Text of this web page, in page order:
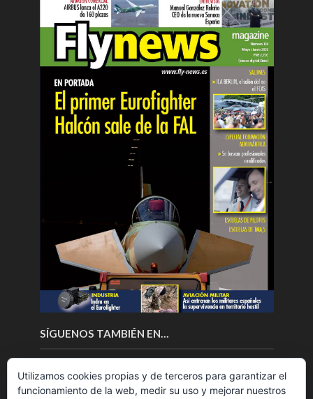
SÍGUENOS TAMBIÉN EN…
Utilizamos cookies propias y de terceros para garantizar el
funcionamiento de la web, medir su uso y mejorar nuestros